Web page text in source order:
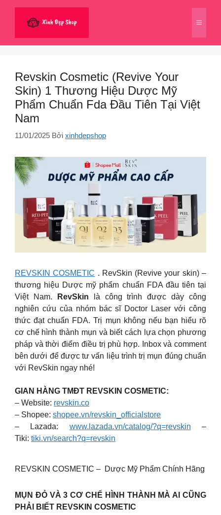
dung
Menu
Revskin Cosmetic (Revive Your
Skin) 1 Thương Hiệu Dược Mỹ
Phẩm Chuẩn Fda Đầu Tiên Tại Việt
Nam
11/01/2025 Bởi xinhdepshop
REVSKIN COSMETIC . RevSkin (Revive your skin) –
thương hiệu Dược mỹ phẩm chuẩn FDA đầu tiên tại
Việt Nam.
RevSkin là công trình được dày công
nghiên cứu của nhóm bác sĩ Doctor Laser với công
thức đạt chuẩn FDA. Trị mụn không nếu bạn hiểu rõ
cơ chế hình thành mụn và biết cách lựa chọn phương
pháp và thời điểm điều trị phù hợp. Inbox và comment
bên dưới để được tư vấn liệu trình trị mụn đúng chuẩn
với RevSkin ngay nhé!
GIAN HÀNG TMĐT REVSKIN COSMETIC:
– Website: revskin.co
– Shopee: shopee.vn/revskin_officialstore
– Lazada: www.lazada.vn/catalog/?q=revskin –
Tiki: tiki.vn/search?q=revskin
REVSKIN COSMETIC – Dược Mỹ Phẩm Chính Hãng
MỤN ĐỎ VÀ 3 CƠ CHẾ HÌNH THÀNH MÀ AI CŨNG
PHẢI BIẾT REVSKIN COSMETIC